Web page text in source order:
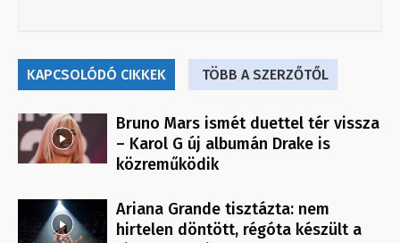
KAPCSOLÓDÓ CIKKEK TÖBB A SZERZŐTŐL
Bruno Mars ismét duettel tér vissza
– Karol G új albumán Drake is
közreműködik
Ariana Grande tisztázta: nem
hirtelen döntött, régóta készült a